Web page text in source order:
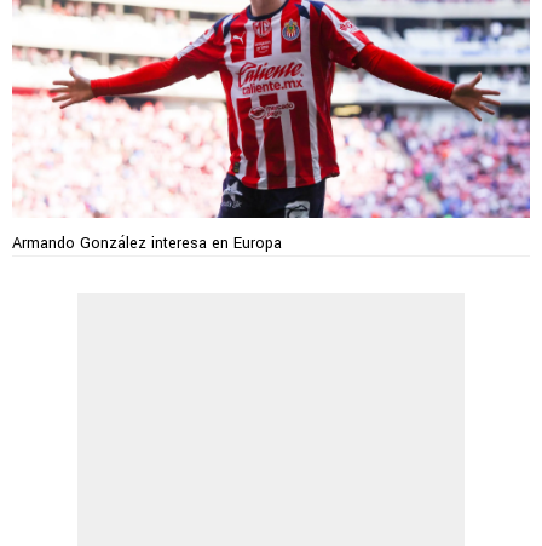
Armando González interesa en Europa